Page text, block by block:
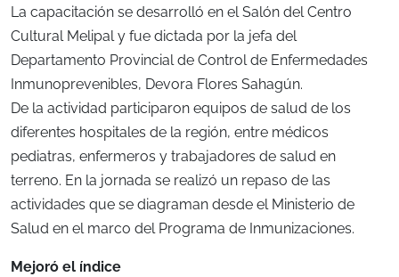
La capacitación se desarrolló en el Salón del Centro
Cultural Melipal y fue dictada por la jefa del
Departamento Provincial de Control de Enfermedades
Inmunoprevenibles, Devora Flores Sahagún.
De la actividad participaron equipos de salud de los
diferentes hospitales de la región, entre médicos
pediatras, enfermeros y trabajadores de salud en
terreno. En la jornada se realizó un repaso de las
actividades que se diagraman desde el Ministerio de
Salud en el marco del Programa de Inmunizaciones.
Mejoró el índice